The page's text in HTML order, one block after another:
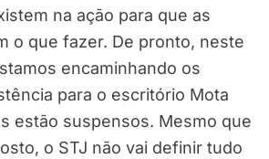
na ação para que as
o que fazer. De pronto, neste
encaminhando os
para o escritório Mota
estão suspensos. Mesmo que
o STJ não vai definir tudo